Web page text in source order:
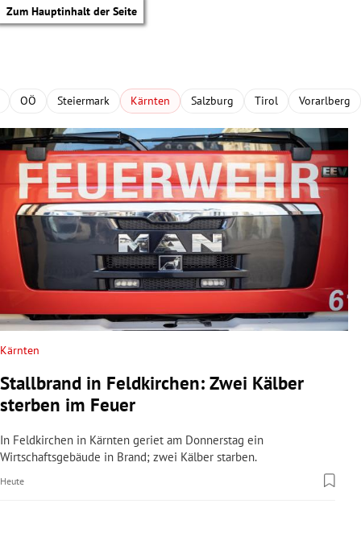
Zum Hauptinhalt der Seite
Untermenü
Untermenü
Untermenü
OÖ Steiermark Kärnten Salzburg Tirol Vorarlberg
Kärnten
Stallbrand in Feldkirchen: Zwei Kälber
sterben im Feuer
In Feldkirchen in Kärnten geriet am Donnerstag ein
Wirtschaftsgebäude in Brand; zwei Kälber starben.
Heute